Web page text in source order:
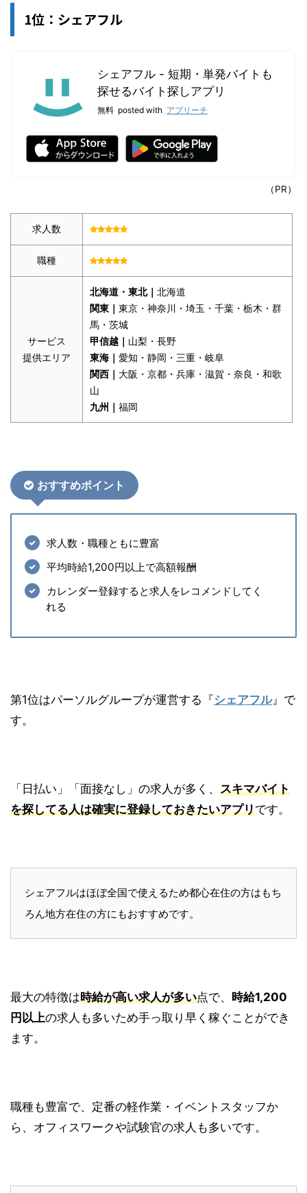
1位：シェアフル
シェアフル - 短期・単発バイトも
探せるバイト探しアプリ
無料 posted with アプリーチ
（PR）
求人数
職種
サービス
提供エリア
北海道・東北｜ 北海道
関東｜ 東京・神奈川・埼玉・千葉・栃木・群
馬・茨城
甲信越｜ 山梨・長野
東海｜ 愛知・静岡・三重・岐阜
関西｜ 大阪・京都・兵庫・滋賀・奈良・和歌
山
九州｜ 福岡
おすすめポイント
求人数・職種ともに豊富
平均時給1,200円以上で高額報酬
カレンダー登録すると求人をレコメンドしてく
れる
第1位はパーソルグループが運営する『シェアフル』で
す。
「日払い」「面接なし」の求人が多く、 スキマバイト
を探してる人は確実に登録しておきたいアプリです。
シェアフルはほぼ全国で使えるため都心在住の方はもち
ろん地方在住の方にもおすすめです。
最大の特徴は時給が高い求人が多い点で、 時給1,200
円以上の求人も多いため手っ取り早く稼ぐことができ
ます。
職種も豊富で、定番の軽作業・イベントスタッフか
ら、オフィスワークや試験官の求人も多いです。